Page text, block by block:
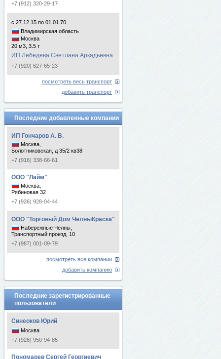
+7 (912) 320-29-17
с 27.12.15 по 01.01.70
Владимирская область
Москва
20 м3, 3.5 т
ИП Лебедева Светлана Аркадьевна
+7 (920) 627-65-23
посмотреть весь транспорт
добавить транспорт
Последние добавленные компании
ИП Гончаров А. В.
Москва,
Болотниковская, д 35/2 кв38
+7 (916) 338-66-61
ООО "Лайм"
Москва,
Рябиновая 32
+7 (926) 928-04-44
ООО "Торговый Дом ЧелныКраска"
Набережные Челны,
Транспортный проезд, 10
+7 (987) 001-09-79
посмотреть все компании
добавить компанию
Последние зарегистрированные
пользователи
Синеоков Юрий
Москва
+7 (926) 950-94-85
Пономарев Сергей Георгиевич